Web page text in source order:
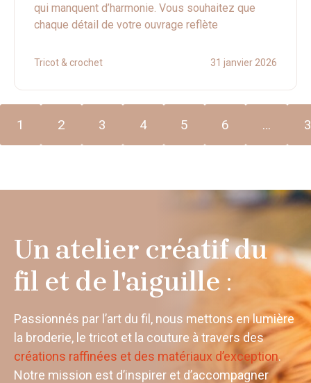
qui manquent d’harmonie. Vous souhaitez que
chaque détail de votre ouvrage reflète
Tricot & crochet 31 janvier 2026
1 2 3 4 5 6 …
Un atelier créatif du
fil et de l'aiguille :
Passionnés par l’art du fil, nous mettons en lumière
la broderie, le tricot et la couture à travers des
créations raffinées et des matériaux d’exception.
Notre mission est d’inspirer et d’accompagner